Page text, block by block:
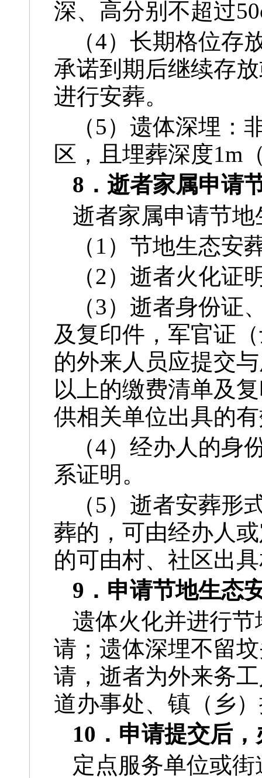
深、高分别不超过
（4）长期格位存
承诺到期后继续存
进行安葬。
（5）遗体深埋
区，且埋葬深度1m
8．逝者家属申请
逝者家属申请节
（1）节地生态安
（2）逝者火化证
（3）逝者身份
及复印件，军官证
的外来人员应提交
以上的缴费清单及
供相关单位出具的
（4）经办人的
系证明。
（5）逝者安葬
葬的，可由经办人
的可由村、社区出
9．申请节地生态
遗体火化并进行
请；遗体深埋不留
请，逝者为外来务
道办事处、镇（乡
10．申请提交后
定点服务单位或